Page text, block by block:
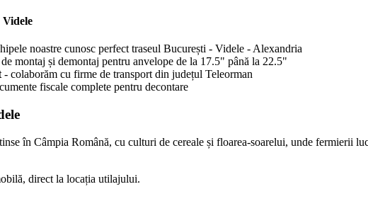
Videle
noastre cunosc perfect traseul București - Videle - Alexandria
montaj și demontaj pentru anvelope de la 17.5" până la 22.5"
- colaborăm cu firme de transport din județul Teleorman
fiscale complete pentru decontare
în Câmpia Română, cu culturi de cereale și floarea-soarelui, unde fermierii
direct la locația utilajului.